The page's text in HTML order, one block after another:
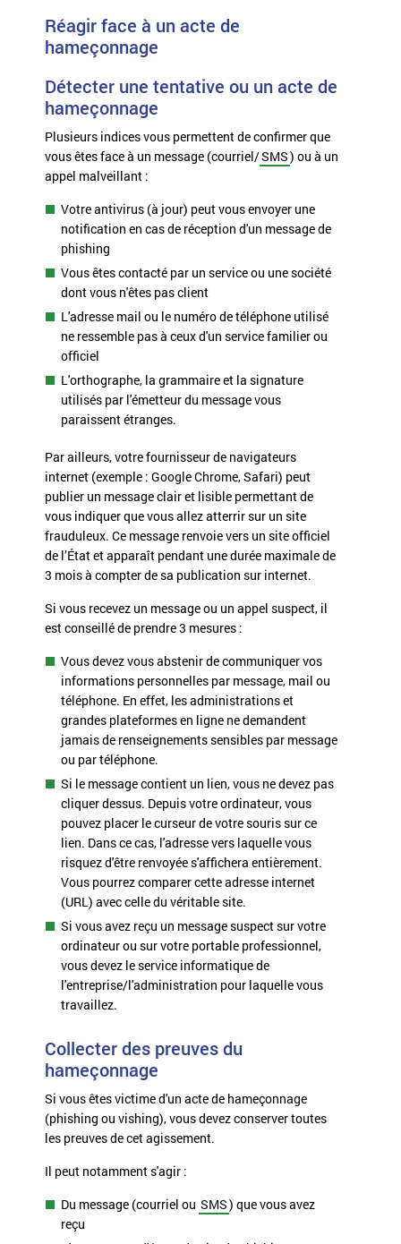
Réagir face à un acte de
hameçonnage
Détecter une tentative ou un acte de
hameçonnage
Plusieurs indices vous permettent de confirmer que
vous êtes face à un message (courriel/SMS) ou à un
appel malveillant :
Votre antivirus (à jour) peut vous envoyer une
notification en cas de réception d'un message de
phishing
Vous êtes contacté par un service ou une société
dont vous n'êtes pas client
L'adresse mail ou le numéro de téléphone utilisé
ne ressemble pas à ceux d'un service familier ou
officiel
L'orthographe, la grammaire et la signature
utilisés par l'émetteur du message vous
paraissent étranges.
Par ailleurs, votre fournisseur de navigateurs
internet (exemple : Google Chrome, Safari) peut
publier un message clair et lisible permettant de
vous indiquer que vous allez atterrir sur un site
frauduleux. Ce message renvoie vers un site officiel
de l’État et apparaît pendant une durée maximale de
3 mois à compter de sa publication sur internet.
Si vous recevez un message ou un appel suspect, il
est conseillé de prendre 3 mesures :
Vous devez vous abstenir de communiquer vos
informations personnelles par message, mail ou
téléphone. En effet, les administrations et
grandes plateformes en ligne ne demandent
jamais de renseignements sensibles par message
ou par téléphone.
Si le message contient un lien, vous ne devez pas
cliquer dessus. Depuis votre ordinateur, vous
pouvez placer le curseur de votre souris sur ce
lien. Dans ce cas, l'adresse vers laquelle vous
risquez d'être renvoyée s'affichera entièrement.
Vous pourrez comparer cette adresse internet
(URL) avec celle du véritable site.
Si vous avez reçu un message suspect sur votre
ordinateur ou sur votre portable professionnel,
vous devez le service informatique de
l'entreprise/l'administration pour laquelle vous
travaillez.
Collecter des preuves du
hameçonnage
Si vous êtes victime d'un acte de hameçonnage
(phishing ou vishing), vous devez conserver toutes
les preuves de cet agissement.
Il peut notamment s'agir :
Du message (courriel ou SMS) que vous avez
reçu